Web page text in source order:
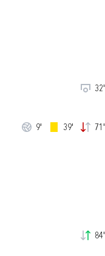
32'
9' 39' 71'
84'